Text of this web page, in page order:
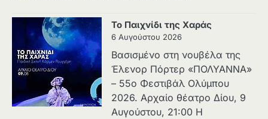
Το Παιχνίδι της Χαράς
6 Αυγούστου 2026
Βασισμένο στη νουβέλα της
Έλενορ Πόρτερ «ΠΟΛΥΑΝΝΑ»
– 55ο Φεστιβάλ Ολύμπου
2026. Αρχαίο θέατρο Δίου, 9
Αυγούστου, 21:00 Η